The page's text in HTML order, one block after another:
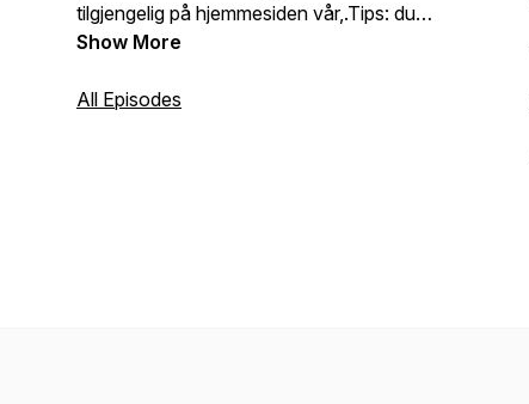
tilgjengelig på hjemmesiden vår,.Tips: du
kan også abonnere på vår Podcast via
Show More
All Episodes